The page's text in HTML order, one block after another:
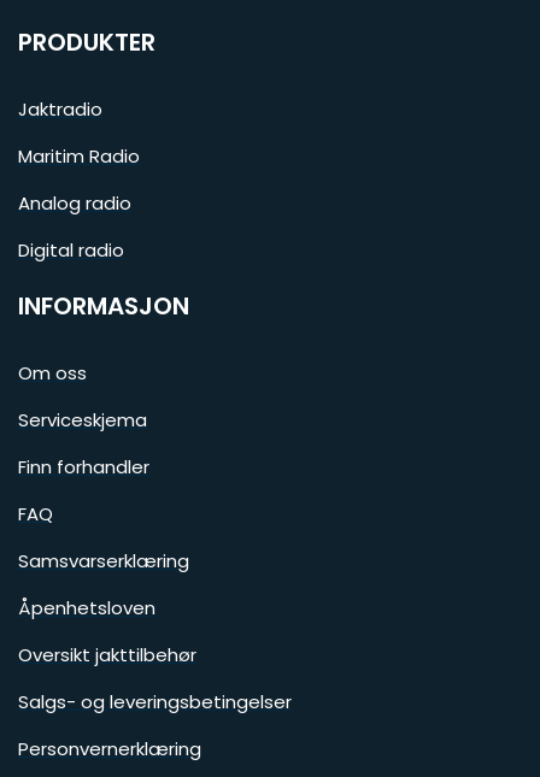
PRODUKTER
Jaktradio
Maritim Radio
Analog radio
Digital radio
INFORMASJON
Om oss
Serviceskjema
Finn forhandler
FAQ
Samsvarserklæring
Åpenhetsloven
Oversikt jakttilbehør
Salgs- og leveringsbetingelser
Personvernerklæring